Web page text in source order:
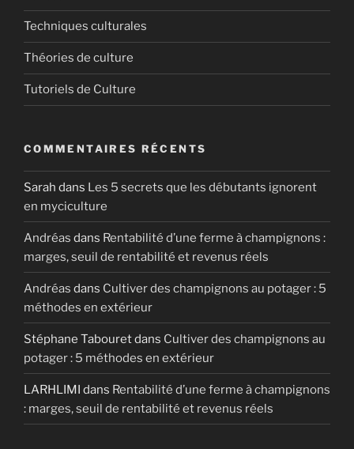
Techniques culturales
Théories de culture
Tutoriels de Culture
COMMENTAIRES RÉCENTS
Sarah dans Les 5 secrets que les débutants ignorent
en myciculture
Andréas dans Rentabilité d’une ferme à champignons :
marges, seuil de rentabilité et revenus réels
Andréas dans Cultiver des champignons au potager : 5
méthodes en extérieur
Stéphane Tabouretdans Cultiver des champignons au
potager : 5 méthodes en extérieur
LARHLIMI dans Rentabilité d’une ferme à champignons
: marges, seuil de rentabilité et revenus réels